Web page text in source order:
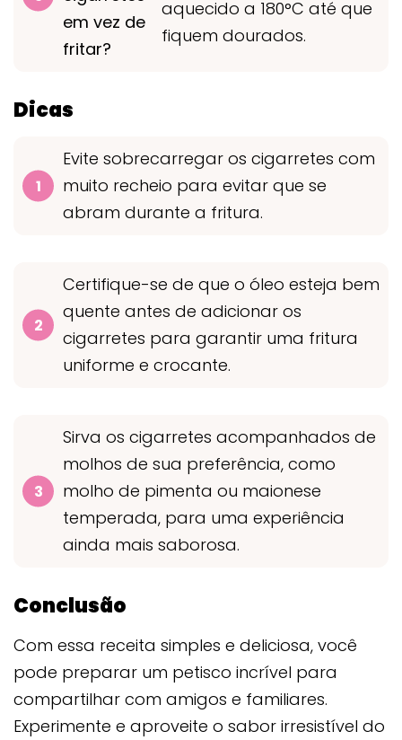
em vez de
fritar?
aquecido a 180°C até que
fiquem dourados.
Dicas
Evite sobrecarregar os cigarretes com
muito recheio para evitar que se
abram durante a fritura.
Certifique-se de que o óleo esteja bem
quente antes de adicionar os
cigarretes para garantir uma fritura
uniforme e crocante.
Sirva os cigarretes acompanhados de
molhos de sua preferência, como
molho de pimenta ou maionese
temperada, para uma experiência
ainda mais saborosa.
Conclusão
Com essa receita simples e deliciosa, você
pode preparar um petisco incrível para
compartilhar com amigos e familiares.
Experimente e aproveite o sabor irresistível do